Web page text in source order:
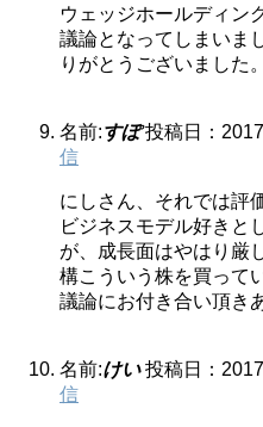
ウェッジホールディン
議論となってしまいま
りがとうございました。
名前:すぽ 投稿日：
信
にしさん、それでは評
ビジネスモデル好きと
が、成長面はやはり厳
構こういう株を買って
議論にお付き合い頂き
名前:けい 投稿日：
信